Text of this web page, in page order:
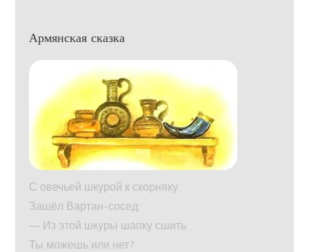
Армянская сказка
С овечьей шкурой к скорняку
Зашёл Вартан-сосед:
— Из этой шкуры шапку сшить
Ты можешь или нет?